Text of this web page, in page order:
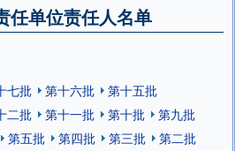
任单位责任人名单
七批 第十六批
第十五批
二批 第十一批 第十批
第九批
第五批 第四批 第三批
第二批